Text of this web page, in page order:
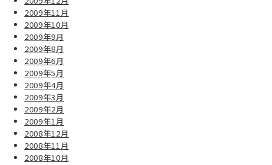
2009年11月
2009年10月
2009年9月
2009年8月
2009年6月
2009年5月
2009年4月
2009年3月
2009年2月
2009年1月
2008年12月
2008年11月
2008年10月